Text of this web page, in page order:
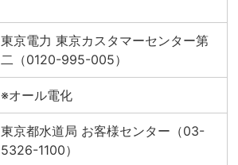
東京電力 東京カスタマーセンター第
二（0120-995-005）
※オール電化
東京都水道局 お客様センター（03-
5326-1100）